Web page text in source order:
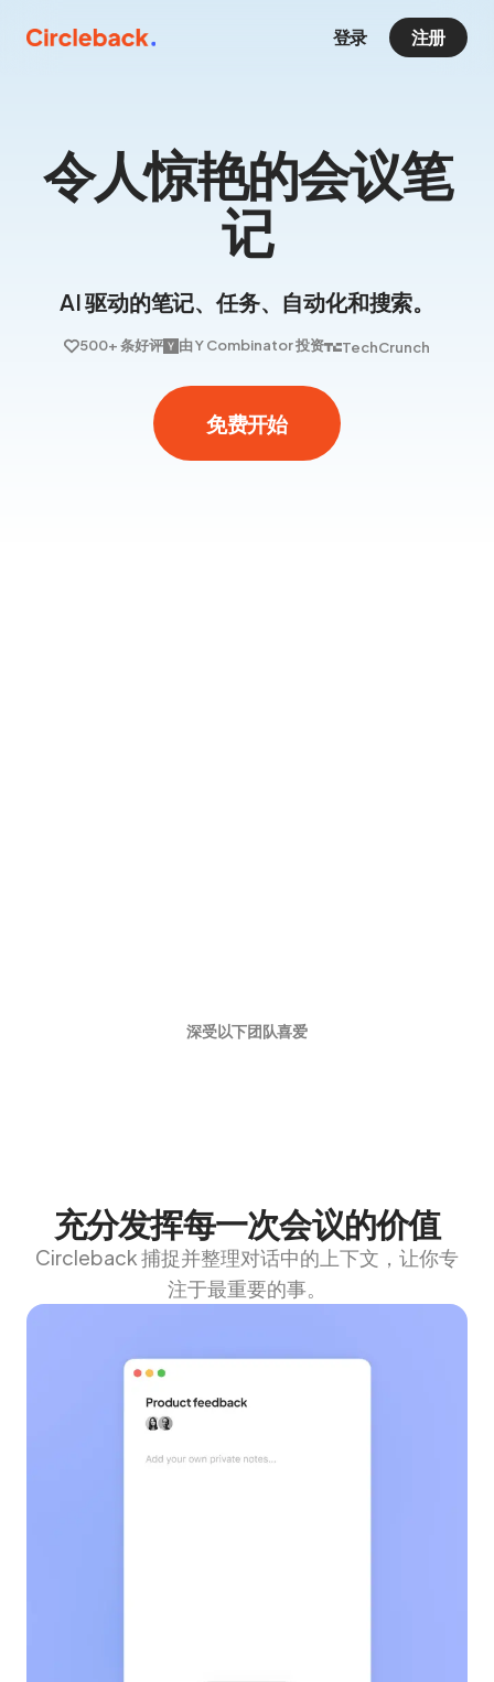
登录 注册
令人惊艳的会议笔
记
AI 驱动的笔记、任务、自动化和搜索。
500+ 条好评 由 Y Combinator 投资 TechCrunch
免费开始
深受以下团队喜爱
充分发挥每一次会议的价值
Circleback 捕捉并整理对话中的上下文，让你专
注于最重要的事。